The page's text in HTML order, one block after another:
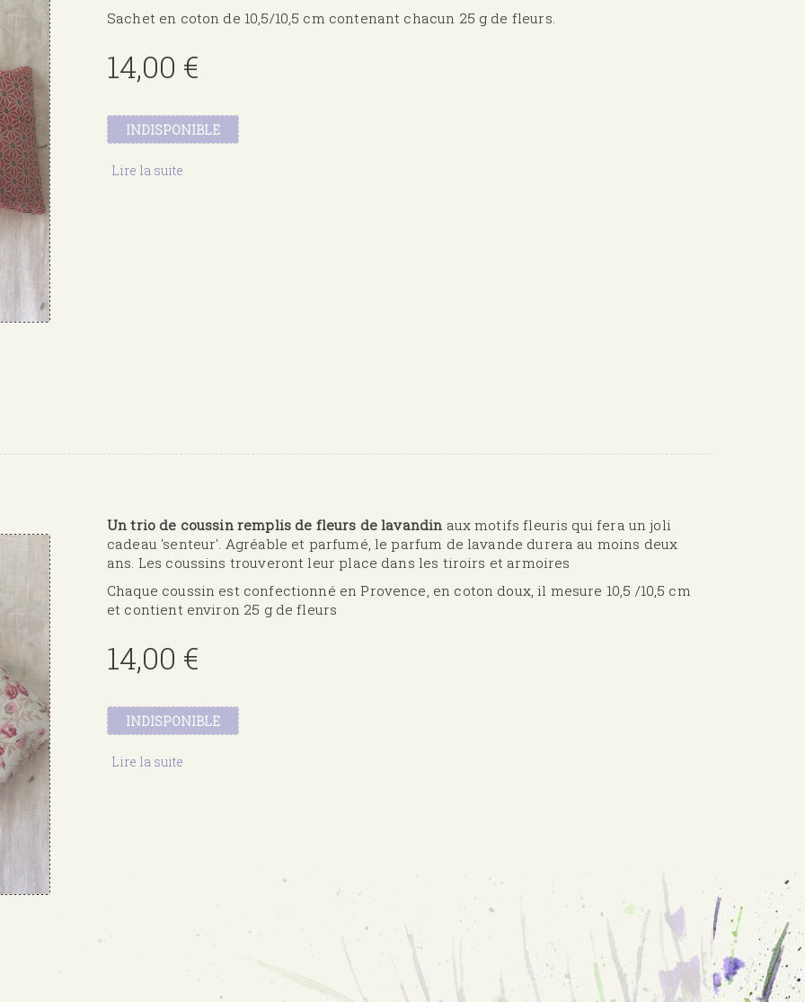
Sachet en coton de 10,5/10,5 cm contenant chacun 25 g de fleurs.
14,00 €
INDISPONIBLE
Lire la suite
Un trio de coussin remplis de fleurs de lavandin aux motifs fleuris qui fera un joli
cadeau 'senteur'. Agréable et parfumé, le parfum de lavande durera au moins deux
ans. Les coussins trouveront leur place dans les tiroirs et armoires
Chaque coussin est confectionné en Provence, en coton doux, il mesure 10,5 /10,5 cm
et contient environ 25 g de fleurs
14,00 €
INDISPONIBLE
Lire la suite